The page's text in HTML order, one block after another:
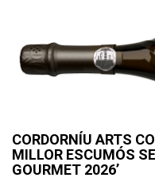
CORDORNÍU ARTS
MILLOR ESCUMÓS
GOURMET 2026’